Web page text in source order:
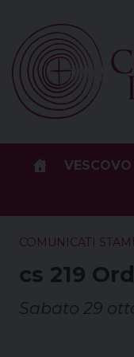
content
VESCOVO
COMUNICATI
cs 219
Sabato 29